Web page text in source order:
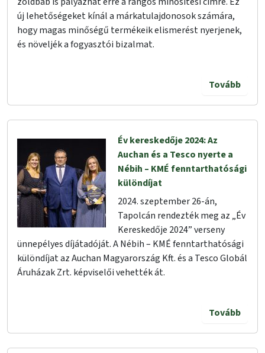
új lehetőségeket kínál a márkatulajdonosok számára,
hogy magas minőségű termékeik elismerést nyerjenek,
és növeljék a fogyasztói bizalmat.
Tovább
Év kereskedője 2024: Az
Auchan és a Tesco nyerte a
Nébih – KMÉ fenntarthatósági
különdíjat
2024. szeptember 26-án,
Tapolcán rendezték meg az „Év
Kereskedője 2024” verseny
ünnepélyes díjátadóját. A Nébih – KMÉ fenntarthatósági
különdíjat az Auchan Magyarország Kft. és a Tesco Globál
Áruházak Zrt. képviselői vehették át.
Tovább